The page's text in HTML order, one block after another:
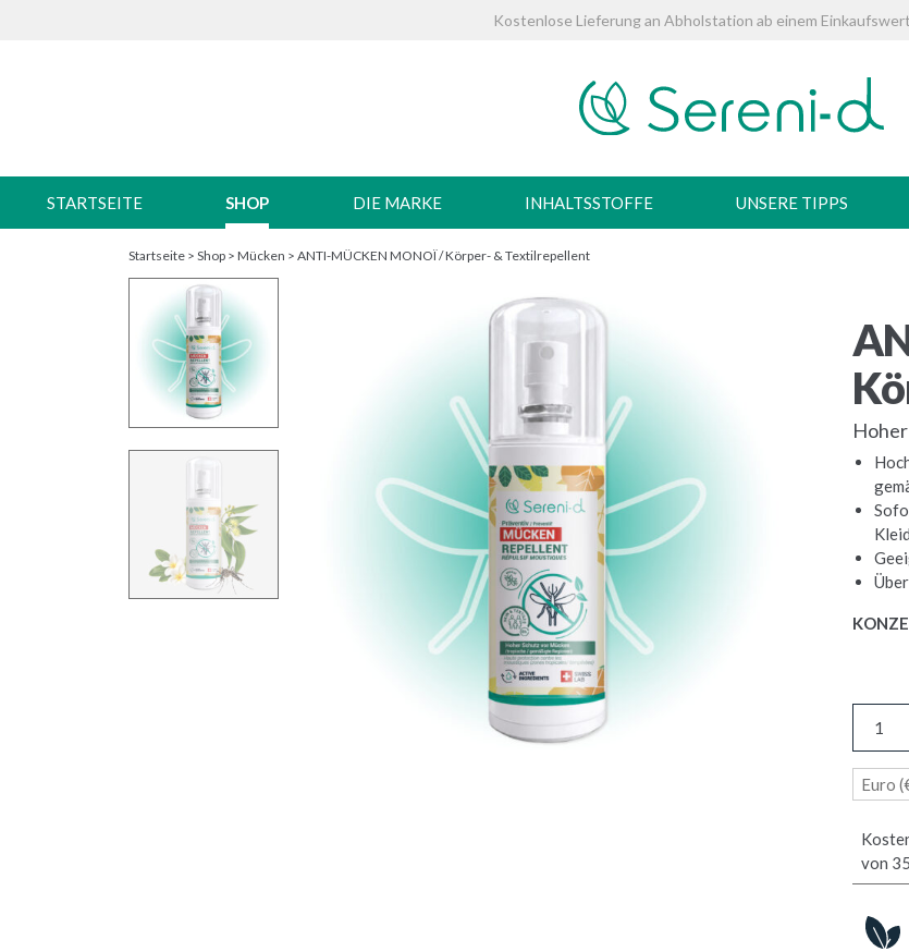
Kostenlose Lieferung an Abholstation ab einem
STARTSEITE SHOP DIE MARKE INHALTSSTOFFE UNSERE TIPPS
Startseite > Shop > Mücken > ANTI-MÜCKEN MONOÏ / Körper- & Textilrepellent
Menge
Euro
von